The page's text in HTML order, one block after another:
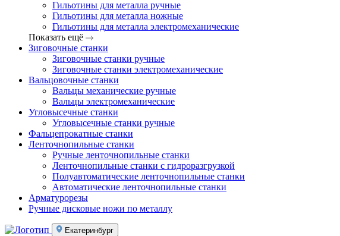
Гильотины для металла ручные
Гильотины для металла ножные
Гильотины для металла электромеханические
Показать ещё
Зиговочные станки
Зиговочные станки ручные
Зиговочные станки электромеханические
Вальцовочные станки
Вальцы механические ручные
Вальцы электромеханические
Угловысечные станки
Угловысечные станки ручные
Фальцепрокатные станки
Ленточнопильные станки
Ручные ленточнопильные станки
Ленточнопильные станки с гидроразгрузкой
Полуавтоматические ленточнопильные станки
Автоматические ленточнопильные станки
Арматурорезы
Ручные дисковые ножи по металлу
Екатеринбург